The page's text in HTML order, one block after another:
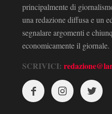
principalmente di
una redazione diffusa e un
segnalare argomenti e
economicamente il giornale.
SCRIVICI: